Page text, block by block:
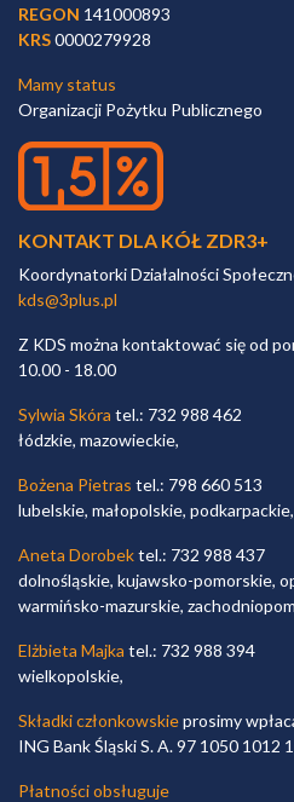
REGON 141000893
KRS0000279928
Mamy status
Organizacji Pożytku Publicznego
KONTAKT DLA KÓŁ ZDR3+
Koordynatorki Działalności
kds@3plus.pl
Z KDS można kontaktować się od
10.00 - 18.00
Sylwia Skóra tel.: 732 988 462
łódzkie, mazowieckie,
Bożena Pietras tel.: 798 660 513
lubelskie, małopolskie,
Aneta Dorobektel.: 732 988 437
dolnośląskie, kujawsko-pomorskie,
warmińsko-mazurskie,
Elżbieta Majka tel.: 732 988 394
wielkopolskie,
Składki członkowskieprosimy
ING Bank Śląski S. A. 97 1050 1012
Płatności obsługuje